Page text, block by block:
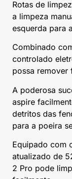
Rotas de
a limpeza
esquerda para
Combinado
controlado
possa remover
A poderosa
aspire
detritos das
para a poeira
Equipado com
atualizado de
2 Pro pode